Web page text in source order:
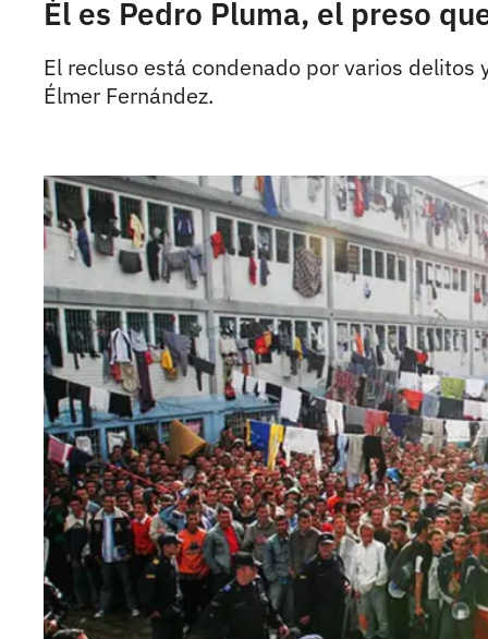
Él es Pedro Pluma, el preso
El recluso está condenado por varios
Élmer Fernández.